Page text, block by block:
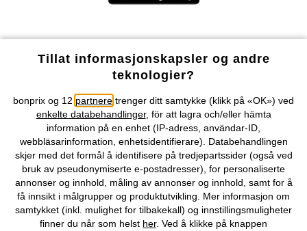
Våre betalingsalternativer
Vårt tilbud
Selskapet
Topkategorier / Sesongvarer
Tillat informasjonskapsler og andre
teknologier?
bonprix og 12 partnere trenger ditt samtykke (klikk på «OK») ved
enkelte databehandlinger, för att lagra och/eller hämta
information på en enhet (IP-adress, användar-ID,
webbläsarinformation, enhetsidentifierare). Databehandlingen
skjer med det formål å identifisere på tredjepartssider (også ved
bruk av pseudonymiserte e-postadresser), for personaliserte
annonser og innhold, måling av annonser og innhold, samt for å
få innsikt i målgrupper og produktutvikling. Mer informasjon om
samtykket (inkl. mulighet for tilbakekall) og innstillingsmuligheter
finner du når som helst her. Ved å klikke på knappen